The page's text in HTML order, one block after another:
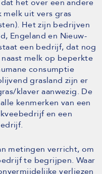
het over een andere
uit vers gras
Het zijn bedrijven
Engeland en Nieuw-
een bedrijf, dat nog
melk op beperkte
consumptie
grasland zijn er
klaver aanwezig. De
kenmerken van een
en een
metingen verricht, om
te begrijpen. Waar
verliezen